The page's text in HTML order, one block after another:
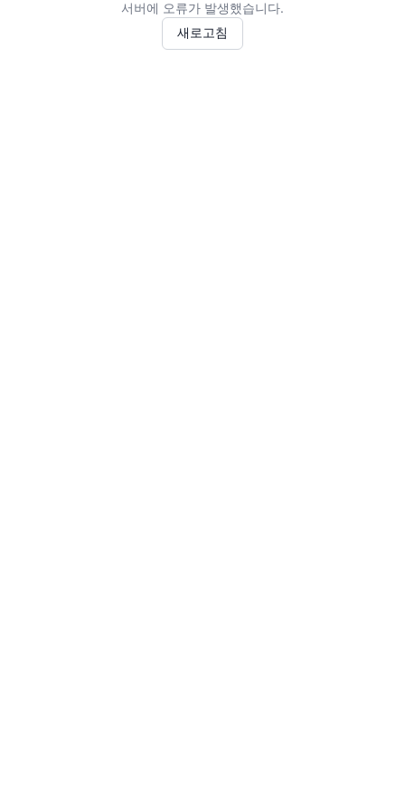
서버에 오류가 발생했습니다.
새로고침